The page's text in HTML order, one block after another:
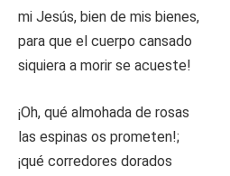
mi Jesús, bien de mis bienes,
para que el cuerpo cansado
siquiera a morir se acueste!
¡Oh, qué almohada de rosas
las espinas os prometen!;
¡qué corredores dorados